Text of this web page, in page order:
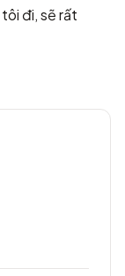
đi, sẽ rất